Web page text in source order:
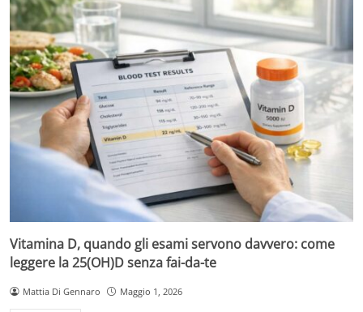
Vitamina D, quando gli esami servono davvero: come
leggere la 25(OH)D senza fai-da-te
Mattia Di Gennaro Maggio 1, 2026